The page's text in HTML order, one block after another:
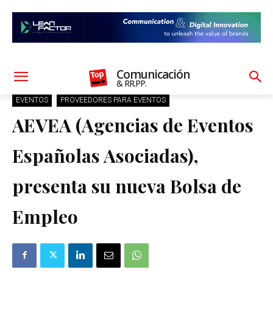
Comunicación
& RR.PP.
EVENTOS PROVEEDORES PARA EVENTOS
AEVEA (Agencias de Eventos
Españolas Asociadas),
presenta su nueva Bolsa de
Empleo